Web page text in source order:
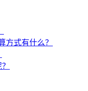
方式有什么？